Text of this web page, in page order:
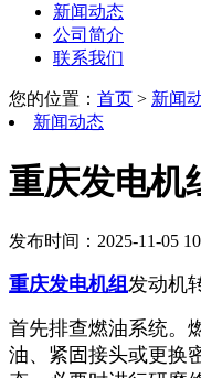
新闻动态
公司简介
联系我们
您的位置： 首页 > 新闻
新闻动态
重庆发电机
发布时间：2025-11-05
重庆发电机组发动机
首先排查燃油系统。
油、紧固接头或更换